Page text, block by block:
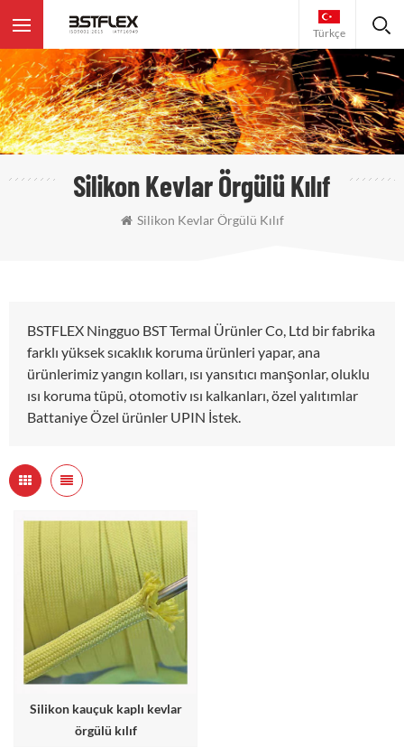
Türkçe
Silikon Kevlar Örgülü Kılıf
Silikon Kevlar Örgülü Kılıf
BSTFLEX Ningguo BST Termal Ürünler Co, Ltd bir fabrika
farklı yüksek sıcaklık koruma ürünleri yapar, ana
ürünlerimiz yangın kolları, ısı yansıtıcı manşonlar, oluklu
ısı koruma tüpü, otomotiv ısı kalkanları, özel yalıtımlar
Battaniye Özel ürünler UPIN İstek.
Silikon kauçuk kaplı kevlar
örgülü kılıf